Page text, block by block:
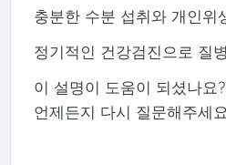
충분한 수분 섭취와 개인위
정기적인 건강검진으로 질
이 설명이 도움이 되셨나요
언제든지 다시 질문해주세